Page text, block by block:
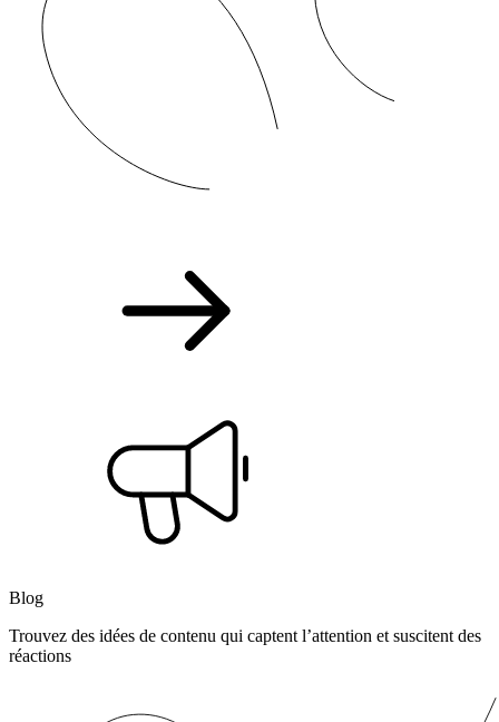
Blog
Trouvez des idées de contenu qui captent l’attention et suscitent des
réactions